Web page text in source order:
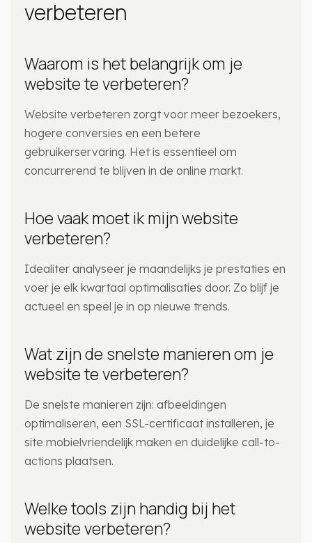
verbeteren
Waarom is het belangrijk om je
website te verbeteren?
Website verbeteren zorgt voor meer bezoekers,
hogere conversies en een betere
gebruikerservaring. Het is essentieel om
concurrerend te blijven in de online markt.
Hoe vaak moet ik mijn website
verbeteren?
Idealiter analyseer je maandelijks je prestaties en
voer je elk kwartaal optimalisaties door. Zo blijf je
actueel en speel je in op nieuwe trends.
Wat zijn de snelste manieren om je
website te verbeteren?
De snelste manieren zijn: afbeeldingen
optimaliseren, een SSL-certificaat installeren, je
site mobielvriendelijk maken en duidelijke call-to-
actions plaatsen.
Welke tools zijn handig bij het
website verbeteren?